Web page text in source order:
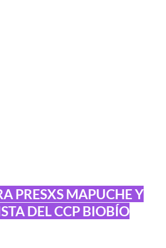
PRESXS MAPUCHE Y
DEL CCP BIOBÍO